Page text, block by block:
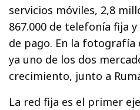
servicios móviles, 2,8
867.000 de telefonía fija
de pago. En la fotografía
ya uno de los dos
crecimiento, junto a
La red fija es el primer